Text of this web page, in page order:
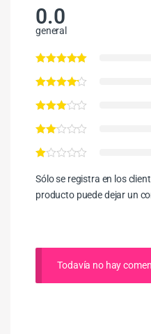
0.0
general
Sólo se registra en los
producto puede dejar un
Todavía no hay